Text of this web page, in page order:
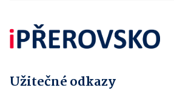
Užitečné odkazy